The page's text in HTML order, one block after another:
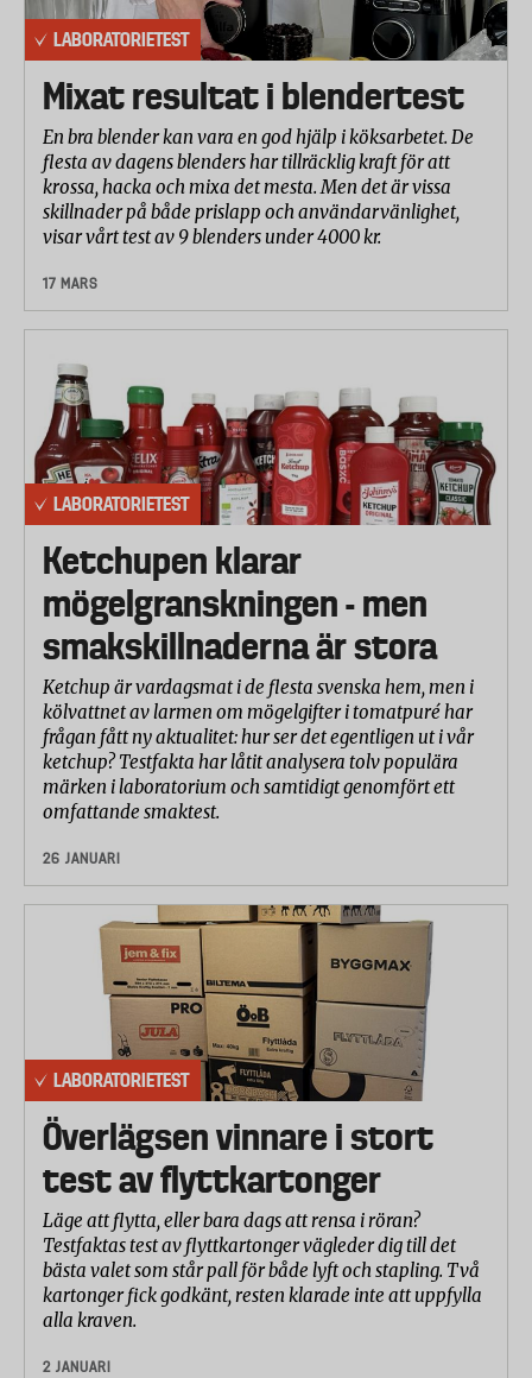
LABORATORIETEST
Mixat resultat i blendertest
En bra blender kan vara en god hjälp i köksarbetet. De
flesta av dagens blenders har tillräcklig kraft för att
krossa, hacka och mixa det mesta. Men det är vissa
skillnader på både prislapp och användarvänlighet,
visar vårt test av 9 blenders under 4000 kr.
17 MARS
LABORATORIETEST
Ketchupen klarar
mögelgranskningen - men
smakskillnaderna är stora
Ketchup är vardagsmat i de flesta svenska hem, men i
kölvattnet av larmen om mögelgifter i tomatpuré har
frågan fått ny aktualitet: hur ser det egentligen ut i vår
ketchup? Testfakta har låtit analysera tolv populära
märken i laboratorium och samtidigt genomfört ett
omfattande smaktest.
26 JANUARI
LABORATORIETEST
Överlägsen vinnare i stort
test av flyttkartonger
Läge att flytta, eller bara dags att rensa i röran?
Testfaktas test av flyttkartonger vägleder dig till det
bästa valet som står pall för både lyft och stapling. Två
kartonger fick godkänt, resten klarade inte att uppfylla
alla kraven.
2 JANUARI